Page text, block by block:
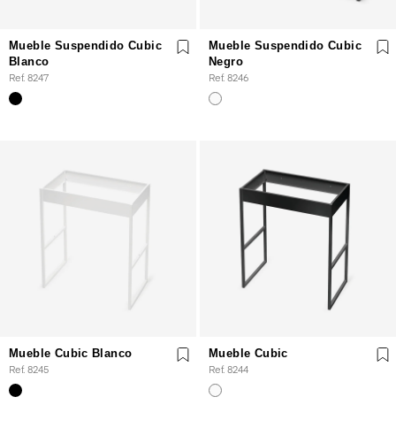
Mueble Suspendido Cubic
Blanco
Ref. 8247
Mueble Suspendido Cubic
Negro
Ref. 8246
Mueble Cubic Blanco
Ref. 8245
Mueble Cubic
Ref. 8244